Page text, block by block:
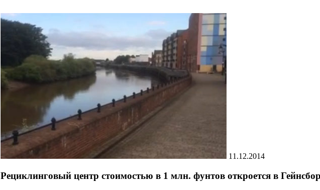
11.12.2014
Рециклинговый центр стоимостью в 1 млн. фунтов откроется в